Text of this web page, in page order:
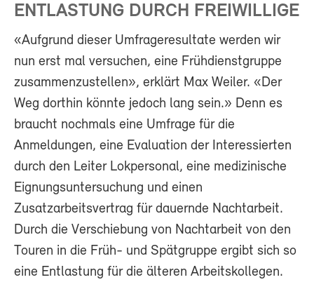
ENTLASTUNG DURCH FREIWILLIGE
«Aufgrund dieser Umfrageresultate werden wir
nun erst mal versuchen, eine Frühdienstgruppe
zusammenzustellen», erklärt Max Weiler. «Der
Weg dorthin könnte jedoch lang sein.» Denn es
braucht nochmals eine Umfrage für die
Anmeldungen, eine Evaluation der Interessierten
durch den Leiter Lokpersonal, eine medizinische
Eignungsuntersuchung und einen
Zusatzarbeitsvertrag für dauernde Nachtarbeit.
Durch die Verschiebung von Nachtarbeit von den
Touren in die Früh- und Spätgruppe ergibt sich so
eine Entlastung für die älteren Arbeitskollegen.